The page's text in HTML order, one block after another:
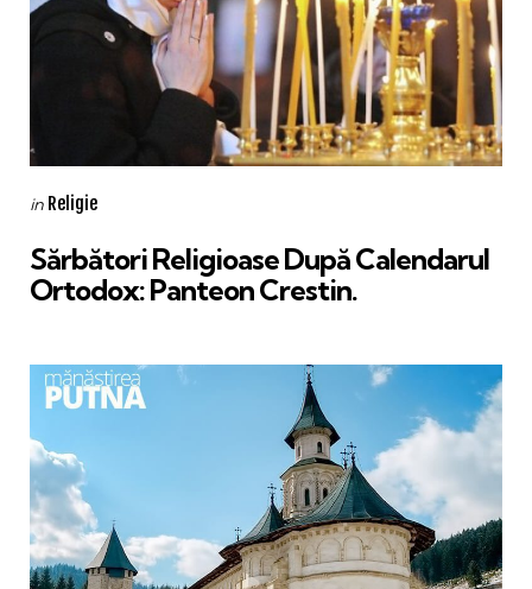
Categories
Posted
in Religie
Sărbători Religioase După Calendarul
Ortodox: Panteon Crestin.